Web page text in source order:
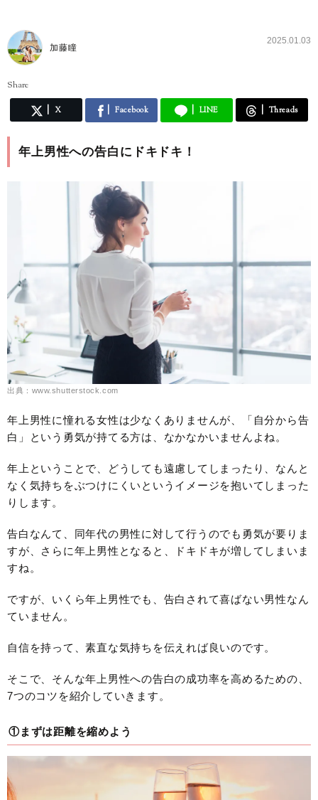
加藤瞳
2025.01.03
Share
X Facebook LINE Threads
年上男性への告白にドキドキ！
出典：www.shutterstock.com
年上男性に憧れる女性は少なくありませんが、「自分から告
白」という勇気が持てる方は、なかなかいませんよね。
年上ということで、どうしても遠慮してしまったり、なんと
なく気持ちをぶつけにくいというイメージを抱いてしまった
りします。
告白なんて、同年代の男性に対して行うのでも勇気が要りま
すが、さらに年上男性となると、ドキドキが増してしまいま
すね。
ですが、いくら年上男性でも、告白されて喜ばない男性なん
ていません。
自信を持って、素直な気持ちを伝えれば良いのです。
そこで、そんな年上男性への告白の成功率を高めるための、
7つのコツを紹介していきます。
①まずは距離を縮めよう